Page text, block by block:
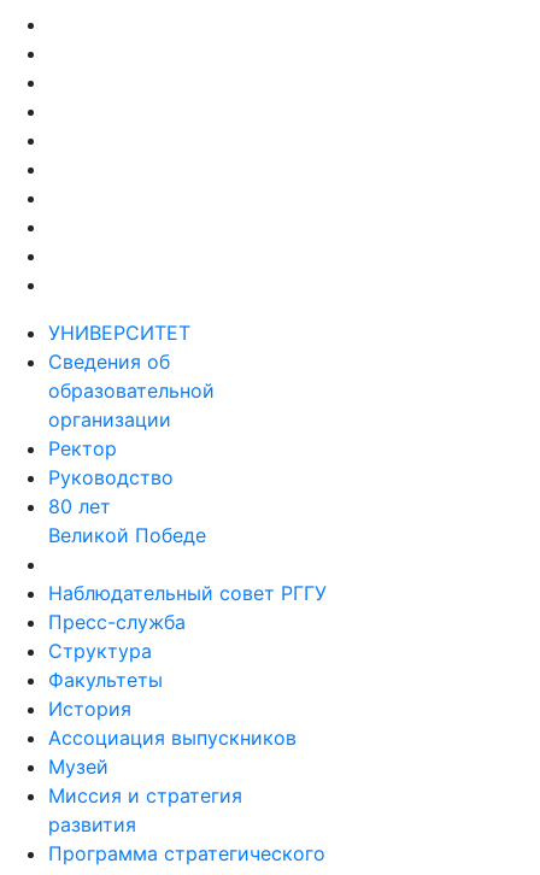
УНИВЕРСИТЕТ
Сведения об
образовательной
организации
Ректор
Руководство
80 лет
Великой Победе
Наблюдательный совет РГГУ
Пресс-служба
Структура
Факультеты
История
Ассоциация выпускников
Музей
Миссия и стратегия
развития
Программа стратегического